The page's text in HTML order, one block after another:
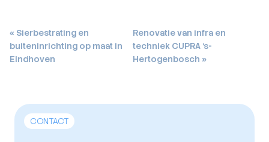
Bericht
navigatie
« Sierbestrating en
buiteninrichting op maat in
Eindhoven
Renovatie van infra en
techniek CUPRA ‘s-
Hertogenbosch »
CONTACT